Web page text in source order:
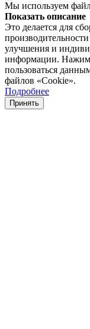
Мы используем
Показать описание
Это делается для
улучшения и
информации.
пользоваться
файлов «Cookie».
Подробнее
Принять